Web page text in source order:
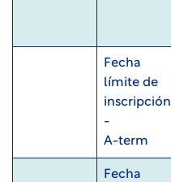
Fecha
límite de
inscripción
-
A-term
Fecha